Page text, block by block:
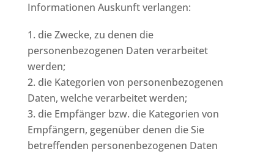
Informationen Auskunft verlangen:
die Zwecke, zu denen die
personenbezogenen Daten verarbeitet
werden;
die Kategorien von personenbezogenen
Daten, welche verarbeitet werden;
die Empfänger bzw. die Kategorien von
Empfängern, gegenüber denen die Sie
betreffenden personenbezogenen Daten